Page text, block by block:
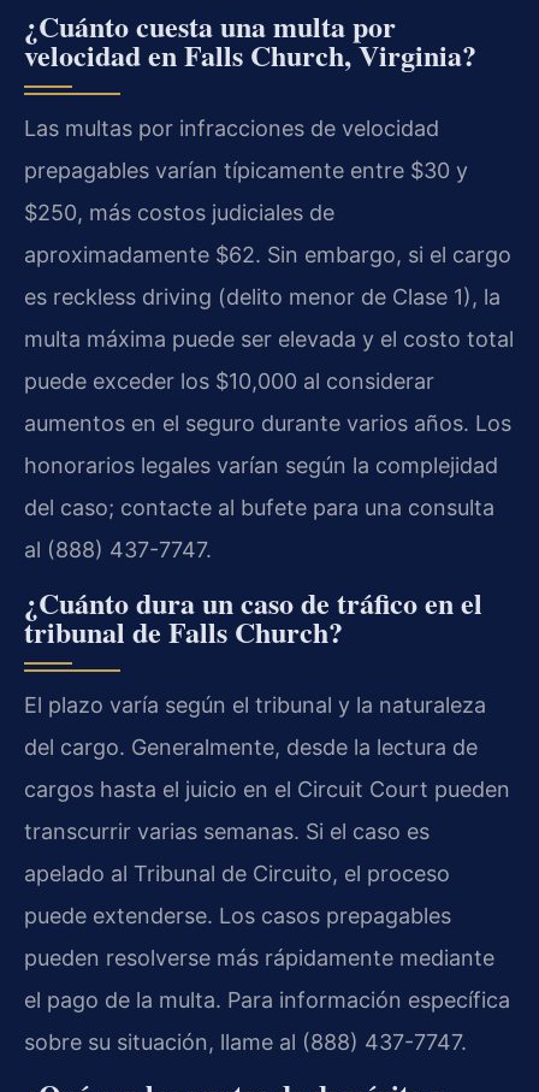
¿Cuánto cuesta una multa por
velocidad en Falls Church, Virginia?
Las multas por infracciones de velocidad
prepagables varían típicamente entre $30 y
$250, más costos judiciales de
aproximadamente $62. Sin embargo, si el cargo
es reckless driving (delito menor de Clase 1), la
multa máxima puede ser elevada y el costo total
puede exceder los $10,000 al considerar
aumentos en el seguro durante varios años. Los
honorarios legales varían según la complejidad
del caso; contacte al bufete para una consulta
al (888) 437-7747.
¿Cuánto dura un caso de tráfico en el
tribunal de Falls Church?
El plazo varía según el tribunal y la naturaleza
del cargo. Generalmente, desde la lectura de
cargos hasta el juicio en el Circuit Court pueden
transcurrir varias semanas. Si el caso es
apelado al Tribunal de Circuito, el proceso
puede extenderse. Los casos prepagables
pueden resolverse más rápidamente mediante
el pago de la multa. Para información específica
sobre su situación, llame al (888) 437-7747.